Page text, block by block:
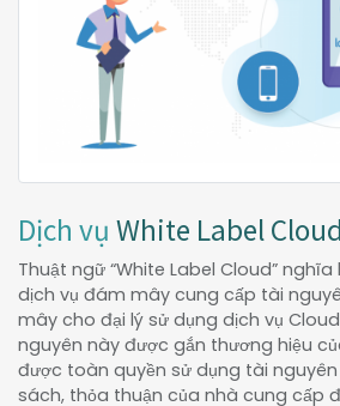
Dịch vụ White Label Cloud
Thuật ngữ “White Label Cloud”
dịch vụ đám mây cung cấp tài
mây cho đại lý sử dụng dịch vụ
nguyên này được gắn thương hiệu
được toàn quyền sử dụng tài
sách, thỏa thuận của nhà cung cấp